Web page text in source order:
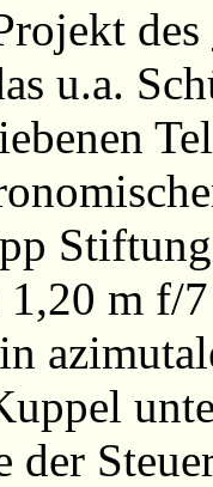
des
u.a.
1,20 m f/